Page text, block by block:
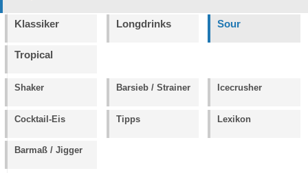
Klassiker Longdrinks Sour
Tropical
Shaker Barsieb / Strainer Icecrusher
Cocktail-Eis Tipps Lexikon
Barmaß / Jigger